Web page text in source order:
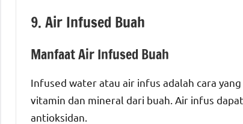
9. Air Infused Buah
Manfaat Air Infused Buah
Infused water atau air infus adalah cara
vitamin dan mineral dari buah. Air infus
antioksidan.